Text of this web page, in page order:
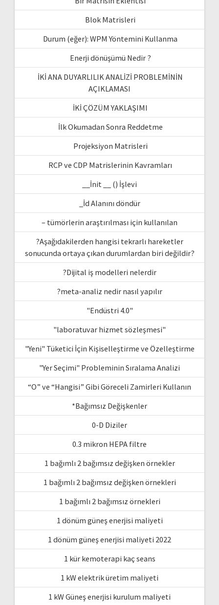
Blok Matrisleri
Durum (eğer): WPM Yöntemini Kullanma
Enerji dönüşümü Nedir ?
İKİ ANA DUYARLILIK ANALİZİ PROBLEMİNİN
AÇIKLAMASI
İKİ ÇÖZÜM YAKLAŞIMI
İlk Okumadan Sonra Reddetme
Projeksiyon Matrisleri
RCP ve CDP Matrislerinin Kavramları
__İnit __ () İşlevi
_İd Alanını döndür
– tümörlerin araştırılması için kullanılan
?Aşağıdakilerden hangisi tekrarlı hareketler
sonucunda ortaya çıkan durumlardan biri değildir?
?Dijital iş modelleri nelerdir
?meta-analiz nedir nasıl yapılır
"Endüstri 4.0"
"laboratuvar hizmet sözleşmesi"
"Yeni" Tüketici İçin Kişiselleştirme ve Özelleştirme
"Yer Seçimi" Probleminin Sıralama Analizi
“O” ve “Hangisi” Gibi Göreceli Zamirleri Kullanın
*Bağımsız Değişkenler
0-D Diziler
0.3 mikron HEPA filtre
1 bağımlı 2 bağımsız değişken örnekler
1 bağımlı 2 bağımsız değişken örnekleri
1 bağımlı 2 bağımsız örnekleri
1 dönüm güneş enerjisi maliyeti
1 dönüm güneş enerjisi maliyeti 2022
1 kür kemoterapi kaç seans
1 kW elektrik üretim maliyeti
1 kW Güneş enerjisi kurulum maliyeti